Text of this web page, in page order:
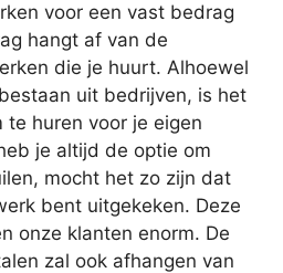
voor een vast bedrag
hangt af van de
die je huurt. Alhoewel
uit bedrijven, is het
te huren voor je eigen
je altijd de optie om
mocht het zo zijn dat
bent uitgekeken. Deze
onze klanten enorm. De
zal ook afhangen van